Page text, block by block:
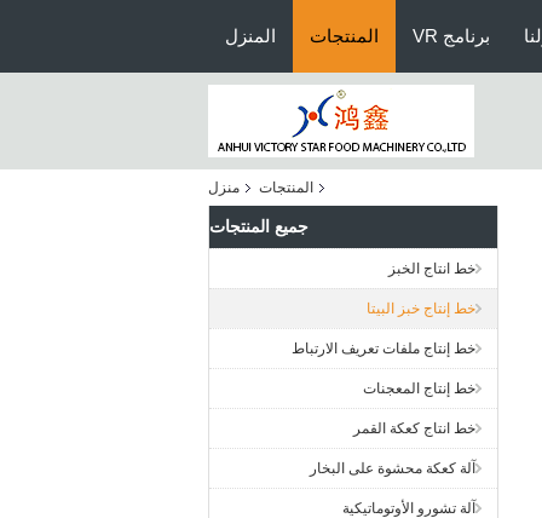
المنزل المنتجات برنامج VR
منزل المنتجات
جميع المنتجات
خط انتاج الخبز
خط إنتاج خبز البيتا
خط إنتاج ملفات تعريف الارتباط
خط إنتاج المعجنات
خط انتاج كعكة القمر
آلة كعكة محشوة على البخار
آلة تشورو الأوتوماتيكية